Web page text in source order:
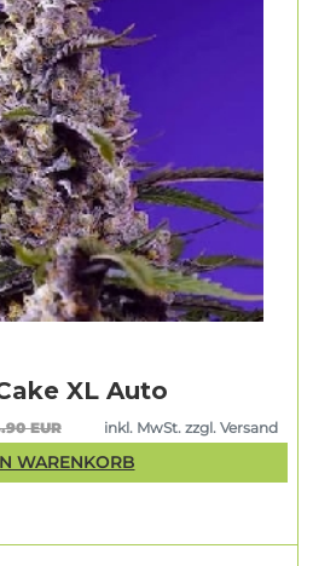
XL Auto
EUR inkl. MwSt. zzgl. Versand
WARENKORB